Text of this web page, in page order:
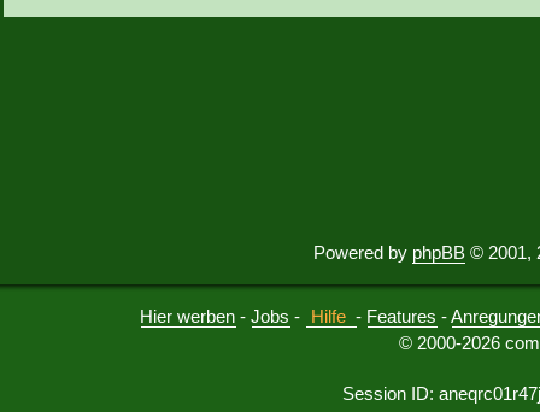
Powered by phpBB © 2001,
Hier werben -Jobs - Hilfe - Features -
© 2000-2026
Session ID: